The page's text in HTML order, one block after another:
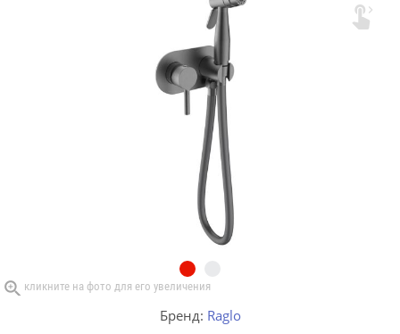

Бренд: Raglo